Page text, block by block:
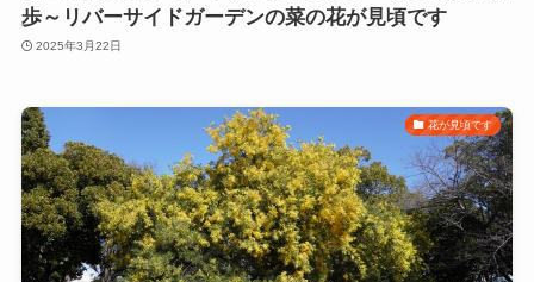
歩～リバーサイドガーデンの菜の花が見頃です
2025年3月22日
花が見頃です